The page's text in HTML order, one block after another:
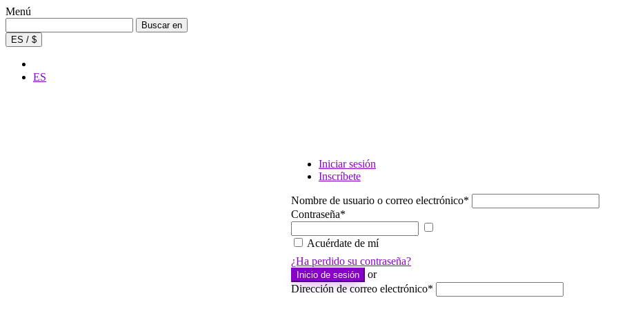
Menú
Buscar en
ES / $
ES
Iniciar sesión
Inscríbete
Nombre de usuario o correo electrónico*
Contraseña*
Acuérdate de mí
¿Ha perdido su contraseña?
Inicio de sesión
or
Dirección de correo electrónico*